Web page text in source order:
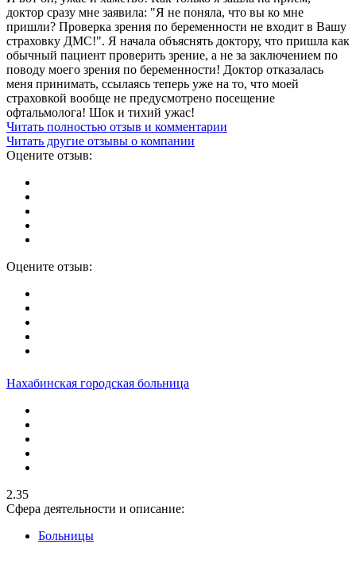
доктор сразу мне заявила: "Я не поняла, что вы ко мне
пришли? Проверка зрения по беременности не входит в Вашу
страховку ДМС!". Я начала объяснять доктору, что пришла как
обычный пациент проверить зрение, а не за заключением по
поводу моего зрения по беременности! Доктор отказалась
меня принимать, ссылаясь теперь уже на то, что моей
страховкой вообще не предусмотрено посещение
офтальмолога! Шок и тихий ужас!
Читать полностью отзыв и комментарии
Читать другие отзывы о компании
Оцените отзыв:
Оцените отзыв:
Нахабинская городская больница
2.35
Сфера деятельности и описание:
Больницы